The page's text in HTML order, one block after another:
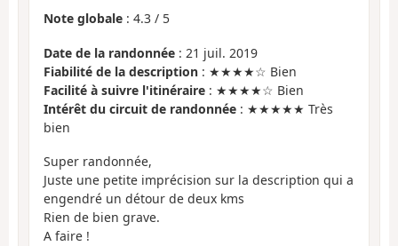
Note globale : 4.3 / 5
Date de la randonnée : 21 juil. 2019
Fiabilité de la description : ★★★★☆ Bien
Facilité à suivre l'itinéraire : ★★★★☆ Bien
Intérêt du circuit de randonnée : ★★★★★ Très
bien
Super randonnée,
Juste une petite imprécision sur la description qui a
engendré un détour de deux kms
Rien de bien grave.
A faire !